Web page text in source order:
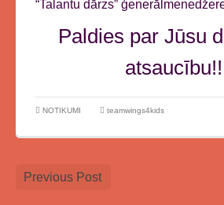
“Talantu dārzs”
Paldies par Jūsu
NOTIKUMI teamwings4kids
Previous Post